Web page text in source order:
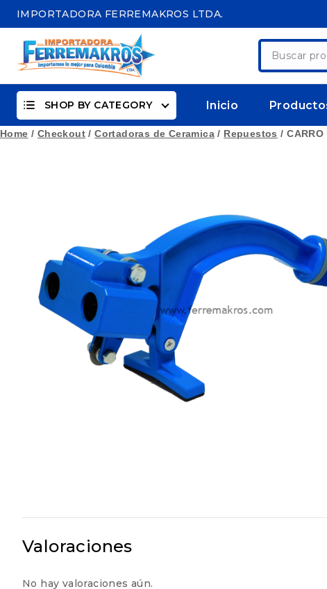
content
IMPORTADORA FERREMAKROS LTDA.
Buscar
por:
SHOP BY CATEGORY Inicio
Home / Checkout / Cortadoras de Ceramica / Repuestos / CARRO
Valoraciones
No hay valoraciones aún.